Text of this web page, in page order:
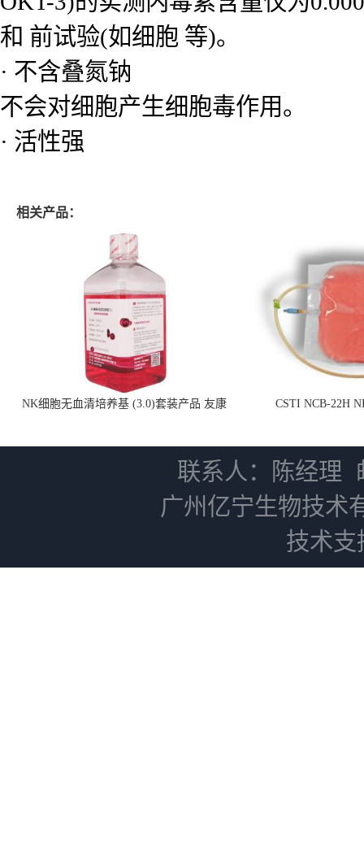
和 前试验(如细胞 等)。
· 不含叠氮钠
不会对细胞产生细胞毒作用。
· 活性强
相关产品：
NK细胞无血清培养基 (3.0)套装产品 友康
CSTI NCB-22H
联系人：陈经理
广州亿宁生物技术
技术